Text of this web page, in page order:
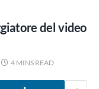
del video
4 MINS READ